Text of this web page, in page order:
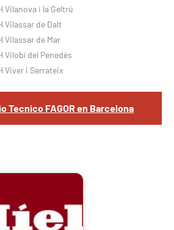
Vilanova i la Geltrú
Vilassar de Dalt
Vilassar de Mar
Vilobí del Penedès
Viver i Serrateix
Tecnico FAGOR en Barcelona